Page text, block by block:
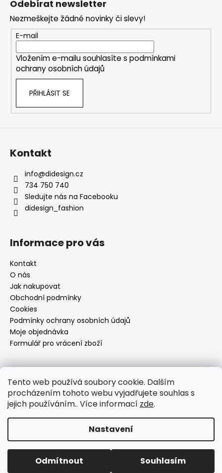
Tento web používá soubory cookie. Dalším
procházením tohoto webu vyjadřujete souhlas s
jejich používáním.. Více informací zde.
Nastavení
Odmítnout Souhlasím
Odebírat newsletter
Nezmeškejte žádné novinky či slevy!
E-mail
Vložením e-mailu souhlasíte s podmínkami
ochrany osobních údajů
PŘIHLÁSIT SE
Kontakt
info@didesign.cz
734 750 740
Sledujte nás na Facebooku
didesign_fashion
Informace pro vás
Kontakt
O nás
Jak nakupovat
Obchodní podmínky
Cookies
Podmínky ochrany osobních údajů
Moje objednávka
Formulář pro vrácení zboží
Přijímáme online platby
Copyright 2026Dí design. Všechna práva vyhrazena.
Upravit nastavení cookies